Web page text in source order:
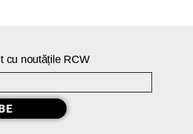
cu noutățile RCW